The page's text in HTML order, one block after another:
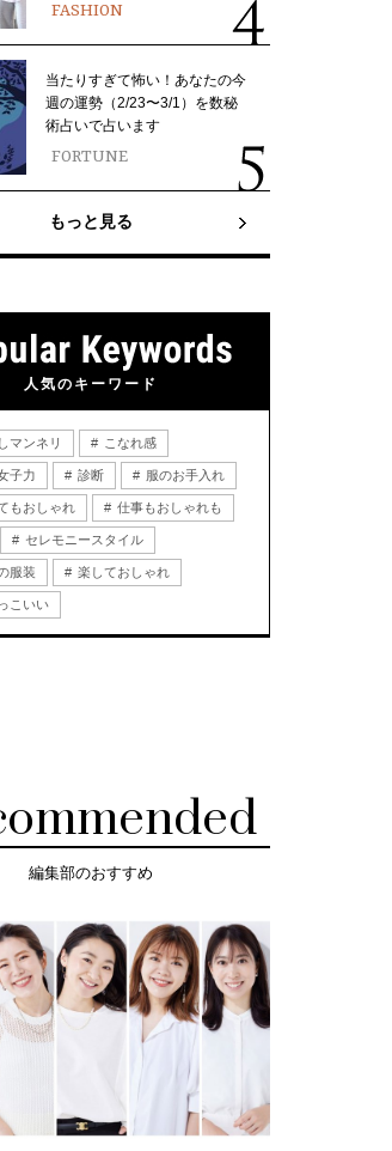
FASHION
当たりすぎて怖い！あなたの今
週の運勢（2/23〜3/1）を数秘
術占いで占います
FORTUNE
もっと見る
人気のキーワード
マンネリ こなれ感
子力 診断 服のお手入れ
もおしゃれ 仕事もおしゃれも
セレモニースタイル
服装 楽しておしゃれ
こいい
編集部のおすすめ